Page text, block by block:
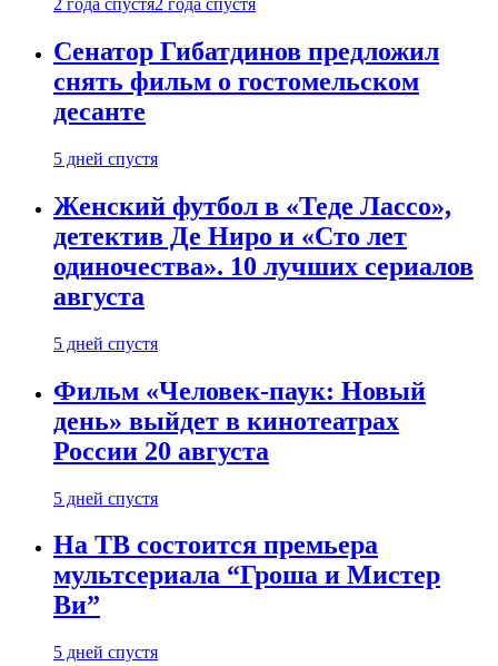
2 года спустя2 года спустя
Сенатор Гибатдинов предложил
снять фильм о гостомельском
десанте
5 дней спустя
Женский футбол в «Теде Лассо»,
детектив Де Ниро и «Сто лет
одиночества». 10 лучших сериалов
августа
5 дней спустя
Фильм «Человек-паук: Новый
день» выйдет в кинотеатрах
России 20 августа
5 дней спустя
На ТВ состоится премьера
мультсериала “Гроша и Мистер
Ви”
5 дней спустя